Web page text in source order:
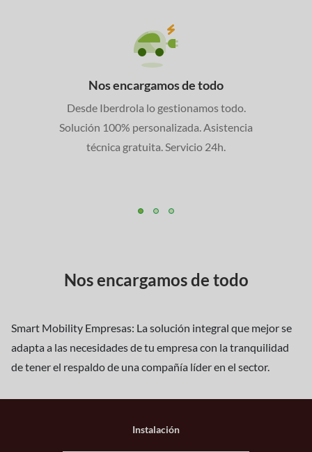
Nos encargamos de todo
Desde Iberdrola lo gestionamos todo.
Solución 100% personalizada. Asistencia
técnica gratuita. Servicio 24h.
Nos encargamos de todo
Smart Mobility Empresas: La solución integral que mejor se
adapta a las necesidades de tu empresa con la tranquilidad
de tener el respaldo de una compañía líder en el sector.
Instalación